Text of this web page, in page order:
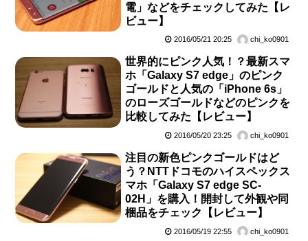
電」などをチェックしてみた【レ
ビュー】
2016/05/21 20:25 chi_ko0901
世界的にピンク人気！？最新スマ
ホ「Galaxy S7 edge」のピンク
ゴールドと人気の「iPhone 6s」
のローズゴールドなどのピンクを
比較してみた【レビュー】
2016/05/20 23:25 chi_ko0901
注目の新色ピンクゴールドはど
う？NTTドコモのハイスペックス
マホ「Galaxy S7 edge SC-
02H」を購入！開封して外観や同
梱品をチェック【レビュー】
2016/05/19 22:55 chi_ko0901